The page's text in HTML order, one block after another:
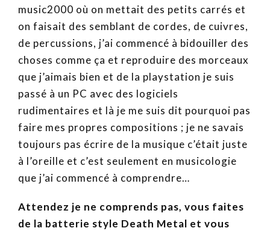
music2000 où on mettait des petits carrés et
on faisait des semblant de cordes, de cuivres,
de percussions, j’ai commencé à bidouiller des
choses comme ça et reproduire des morceaux
que j’aimais bien et de la playstation je suis
passé à un PC avec des logiciels
rudimentaires et là je me suis dit pourquoi pas
faire mes propres compositions ; je ne savais
toujours pas écrire de la musique c’était juste
à l’oreille et c’est seulement en musicologie
que j’ai commencé à comprendre…
Attendez je ne comprends pas, vous faites
de la batterie style Death Metal et vous